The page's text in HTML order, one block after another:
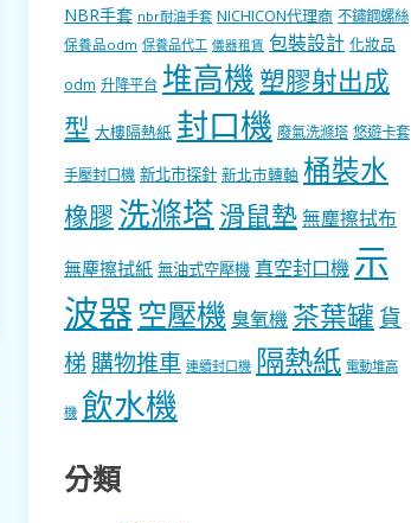
NBR手套 nbr耐油手套 NICHICON代理商 不鏽鋼螺絲
保養品odm 保養品代工 儀器租賃 包裝設計 化妝品
odm 升降平台 堆高機 塑膠射出成
型 大樓隔熱紙 封口機 廢氣洗滌塔 悠遊卡套
手壓封口機 新北市探針 新北市轉軸 桶裝水
橡膠 洗滌塔 滑鼠墊無塵擦拭布
無塵擦拭紙 無油式空壓機 真空封口機 示
波器 空壓機 臭氧機 茶葉罐 貨
梯 購物推車 連續封口機 隔熱紙 電動堆高
機 飲水機
分類